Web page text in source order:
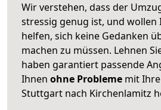
Wir verstehen, dass der
stressig genug ist, und wollen
helfen, sich keine Gedanken
machen zu müssen. Lehnen
haben garantiert passende
Ihnen ohne Probleme mit
Stuttgart nach Kirchenlamitz